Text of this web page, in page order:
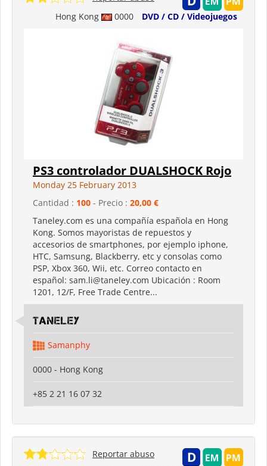
Hong Kong 0000 DVD / CD / Videojuegos
PS3 controlador DUALSHOCK Rojo
Monday 25 February 2013
Cantidad : 100 - Precio : 20,00 €
Taneley.com es una compañía española en Hong
Kong. Somos mayoristas de repuestos y
accesorios de smartphones, por ejemplo iphone,
HTC, Samsung, Blackberry, etc y consolas como
PSP, Xbox 360, Wii, etc. Correo contacto en
español: sam.li@taneley.com Ubicación : Room
1201, 12/F, Free Trade Centre...
Taneley
Samanphy
0000 - Hong Kong
+85 2 21 16 07 32
Reportar abuso